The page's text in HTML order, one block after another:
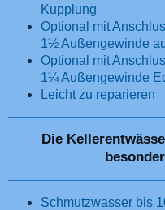
Kupplung
Optional mit
1½ Außengewinde
Optional mit
1¼ Außengewinde
Leicht zu reparieren
Die
Schmutzwasser bis